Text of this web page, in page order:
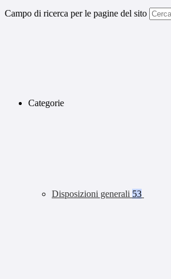
Campo di ricerca per le pagine del sito
Categorie
Disposizioni generali 53